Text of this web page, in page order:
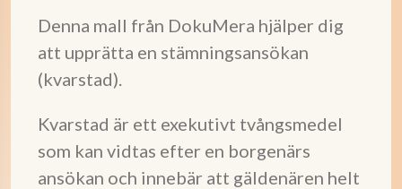
Denna mall från DokuMera hjälper dig
att upprätta en stämningsansökan
(kvarstad).
Kvarstad är ett exekutivt tvångsmedel
som kan vidtas efter en borgenärs
ansökan och innebär att gäldenären helt